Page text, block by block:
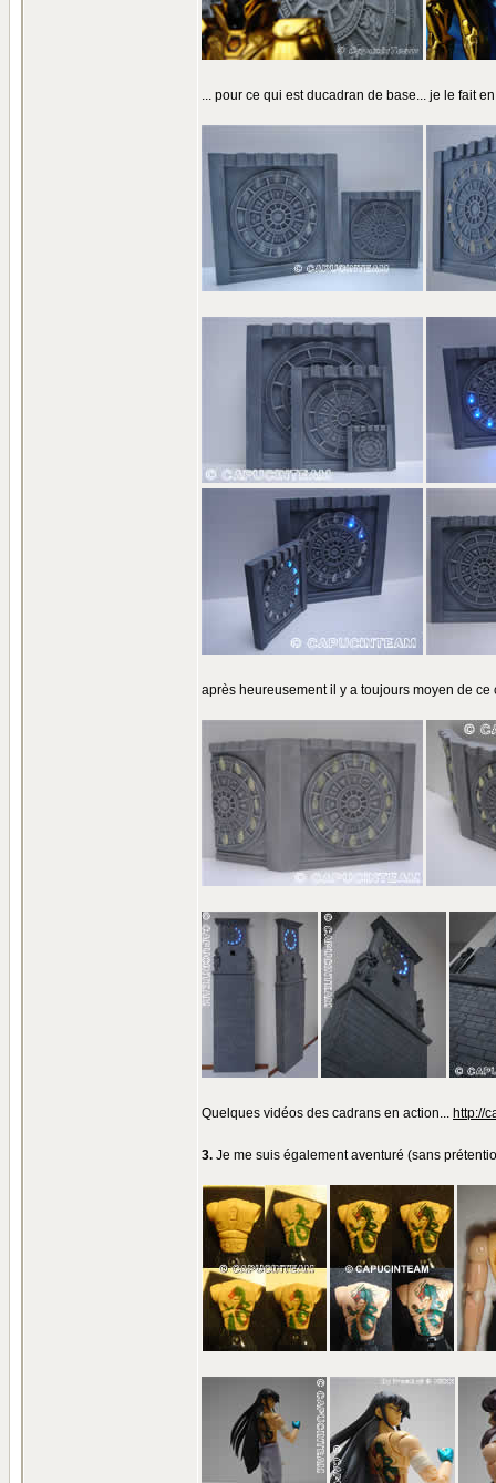
... pour ce qui est ducadran de base... je le fait
après heureusement il y a toujours moyen de
Quelques vidéos des cadrans en action... http://
3. Je me suis également aventuré (sans